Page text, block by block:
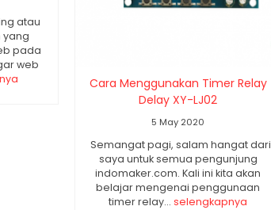
atau
pada
web
Cara Menggunakan Timer Relay
Delay XY-LJ02
5 May 2020
Semangat pagi, salam hangat dari
saya untuk semua pengunjung
indomaker.com. Kali ini kita akan
belajar mengenai penggunaan
timer relay...selengkapnya